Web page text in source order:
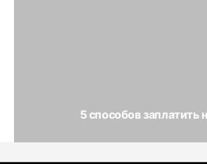
5 способов заплатить